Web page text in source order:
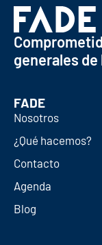
generales
FADE
Nosotros
¿Qué hacemos?
Contacto
Agenda
Blog